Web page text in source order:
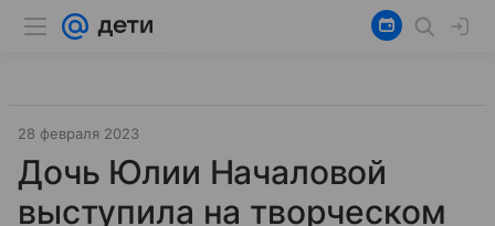
28 февраля 2023
Дочь Юлии Началовой
выступила на творческом